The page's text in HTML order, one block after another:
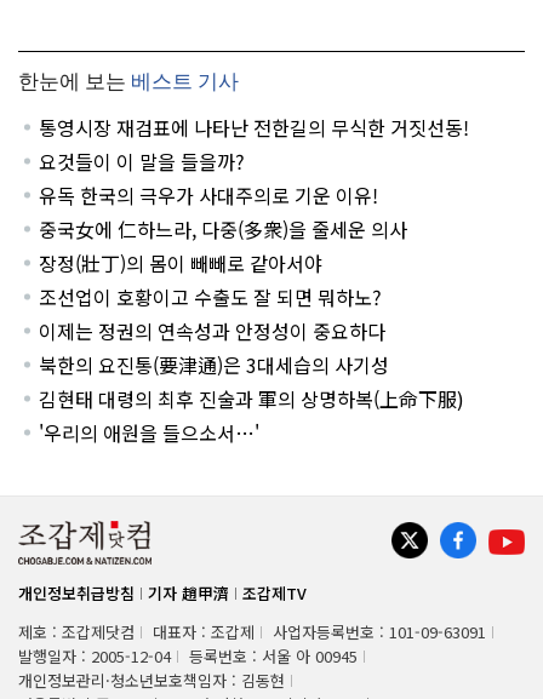
한눈에 보는 베스트 기사
통영시장 재검표에 나타난 전한길의 무식한 거짓선동!
요것들이 이 말을 들을까?
유독 한국의 극우가 사대주의로 기운 이유!
중국女에 仁하느라, 다중(多衆)을 줄세운 의사
장정(壯丁)의 몸이 빼빼로 같아서야
조선업이 호황이고 수출도 잘 되면 뭐하노?
이제는 정권의 연속성과 안정성이 중요하다
북한의 요진통(要津通)은 3대세습의 사기성
김현태 대령의 최후 진술과 軍의 상명하복(上命下服)
'우리의 애원을 들으소서…'
개인정보취급방침 기자 趙甲濟
조갑제TV
제호 : 조갑제닷컴
대표자 : 조갑제
사업자등록번호 : 101-09-63091
발행일자 : 2005-12-04
등록번호 : 서울 아 00945
개인정보관리·청소년보호책임자 : 김동현